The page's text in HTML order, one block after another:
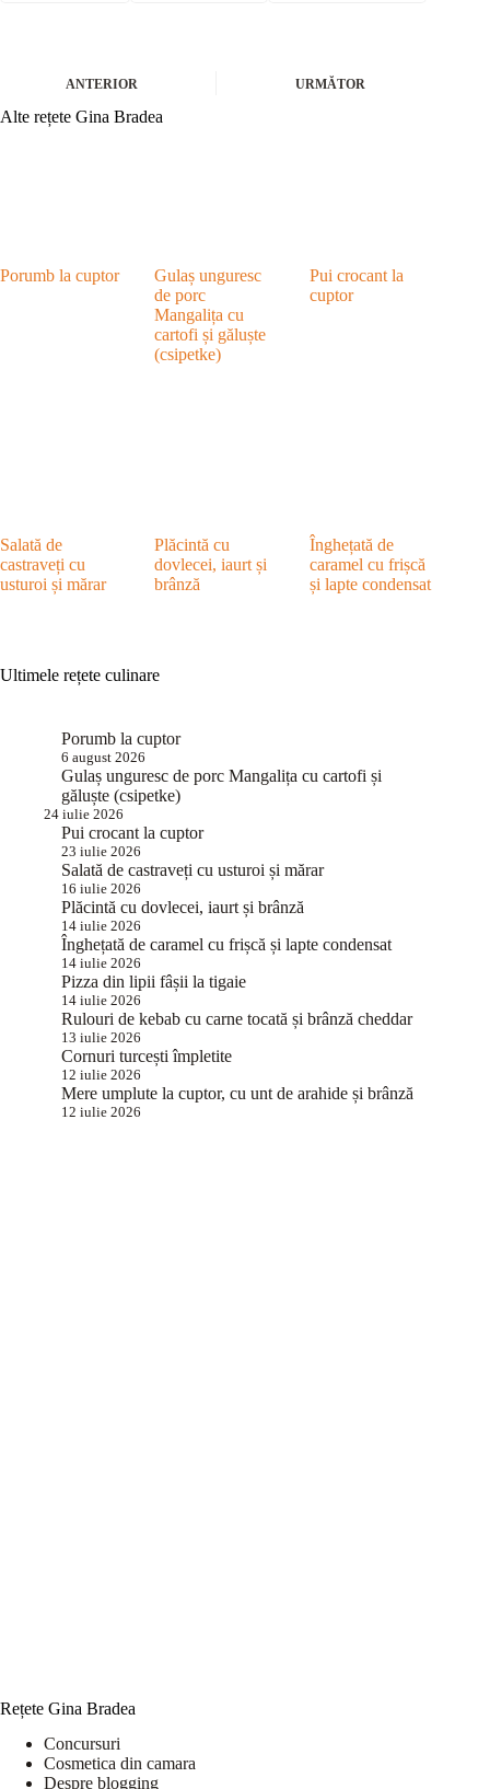
ANTERIOR URMĂTOR
Alte rețete Gina Bradea
Porumb la cuptor
Gulaș unguresc
de porc
Mangalița cu
cartofi și găluște
(csipetke)
Pui crocant la
cuptor
Salată de
castraveți cu
usturoi și mărar
Plăcintă cu
dovlecei, iaurt și
brânză
Înghețată de
caramel cu frișcă
și lapte condensat
Ultimele rețete culinare
Porumb la cuptor
6 august 2026
Gulaș unguresc de porc Mangalița cu cartofi și
găluște (csipetke)
24 iulie 2026
Pui crocant la cuptor
23 iulie 2026
Salată de castraveți cu usturoi și mărar
16 iulie 2026
Plăcintă cu dovlecei, iaurt și brânză
14 iulie 2026
Înghețată de caramel cu frișcă și lapte condensat
14 iulie 2026
Pizza din lipii fâșii la tigaie
14 iulie 2026
Rulouri de kebab cu carne tocată și brânză cheddar
13 iulie 2026
Cornuri turcești împletite
12 iulie 2026
Mere umplute la cuptor, cu unt de arahide și brânză
12 iulie 2026
Rețete Gina Bradea
Concursuri
Cosmetica din camara
Despre blogging